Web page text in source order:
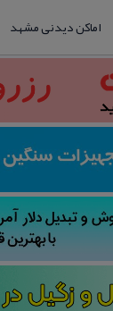
اماکن دیدنی مشهد